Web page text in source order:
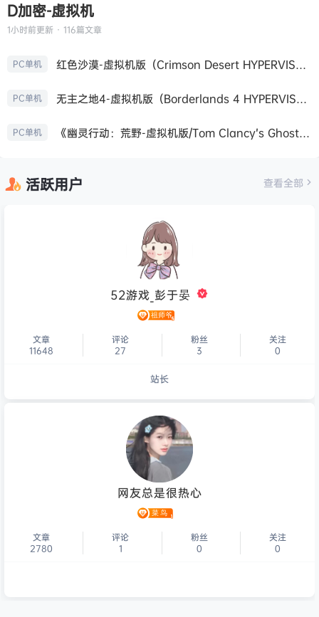
D加密-虚拟机
1小时前更新 · 116篇文章
PC单机 红色沙漠-虚拟机版（Crimson Desert HYPERVISOR）免安装中文版
PC单机 无主之地4-虚拟机版（Borderlands 4 HYPERVISOR）免安装中文版
PC单机 《幽灵行动：荒野-虚拟机版/Tom Clancy’s Ghost Recon Wildlands HYPERVISOR》免安装中文版
活跃用户 查看全部
52游戏_彭于晏
文章
11648
评论
27
粉丝
3
关注
0
站长
个人主页
网友总是很热心
文章
2780
评论
1
粉丝
0
关注
0